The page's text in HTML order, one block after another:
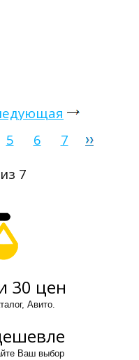
5 6
7
7
30 цен
Авито.
Ваш выбор